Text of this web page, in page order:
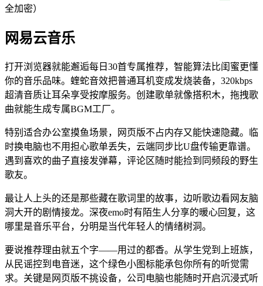
全加密）
网易云音乐
打开浏览器就能邂逅每日30首专属推荐，智能算法比闺蜜更懂
你的音乐品味。蝰蛇音效把普通耳机变成发烧装备，320kbps
超清音质让耳朵享受按摩服务。创建歌单就像搭积木，拖拽歌
曲就能生成专属BGM工厂。
特别适合办公室摸鱼场景，网页版不占内存又能快速隐藏。临
时换电脑也不用担心歌单丢失，云端同步比U盘传输更靠谱。
遇到喜欢的曲子直接发弹幕，评论区随时能捡到同频段的野生
歌友。
最让人上头的还是那些藏在歌词里的故事，边听歌边看网友脑
洞大开的剧情接龙。深夜emo时有陌生人分享的暖心回复，这
哪里是音乐平台，分明是当代年轻人的情绪树洞。
要说推荐理由就五个字——用过的都香。从学生党到上班族，
从民谣控到电音迷，这个绿色小图标能承包你所有的听觉需
求。关键是网页版不挑设备，公司电脑也能随时开启沉浸式听